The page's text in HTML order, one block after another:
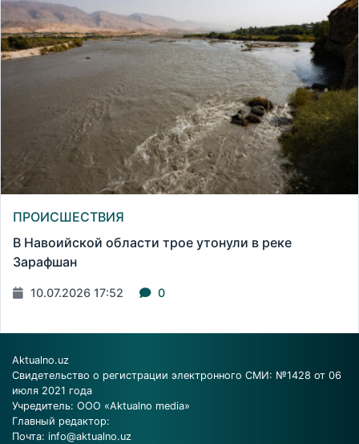
ПРОИСШЕСТВИЯ
В Навоийской области трое утонули в реке
Зарафшан
10.07.2026 17:52 0
Aktualno.uz
Свидетельство о регистрации электронного СМИ: №1428 от 06
июля 2021 года
Учредитель: ООО «Aktualno media»
Главный редактор:
Почта: info@aktualno.uz